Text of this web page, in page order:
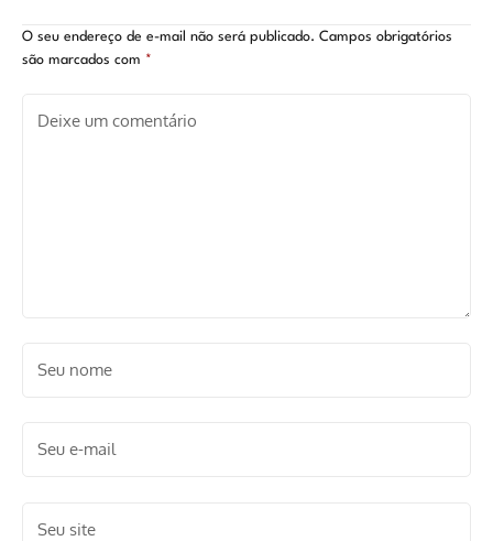
O seu endereço de e-mail não será publicado. Campos obrigatórios
são marcados com *